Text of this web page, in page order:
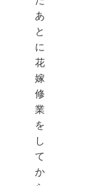
あ
と
に
花
嫁
修
業
を
し
て
か